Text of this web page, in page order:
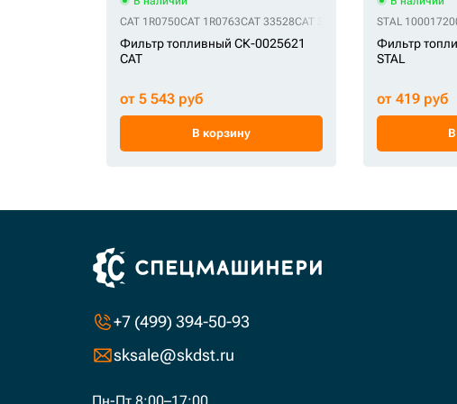
CAT 1R0750CAT 1R0763CAT 33528CAT 3528 CAT 35310549CAT
Фильтр топливный СК-0025621
CAT
от 5 543 руб
В корзину
STAL
Фильтр
STAL
от 419 руб
+7 (499) 394-50-93
sksale@skdst.ru